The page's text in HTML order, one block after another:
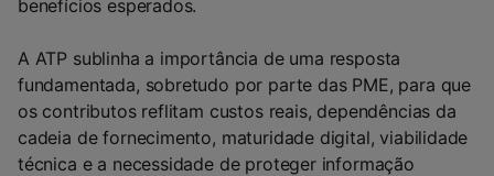
benefícios esperados.
A ATP sublinha a importância de uma resposta
fundamentada, sobretudo por parte das PME, para que
os contributos reflitam custos reais, dependências da
cadeia de fornecimento, maturidade digital, viabilidade
técnica e a necessidade de proteger informação